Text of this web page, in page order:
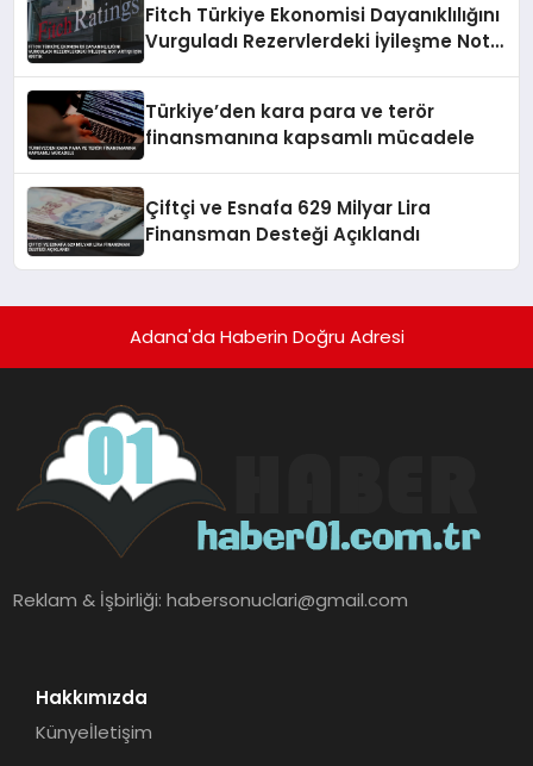
Fitch Türkiye Ekonomisi Dayanıklılığını
Vurguladı Rezervlerdeki İyileşme Not
Türkiye’den kara para ve terör
finansmanına kapsamlı mücadele
Çiftçi ve Esnafa 629 Milyar Lira
Finansman Desteği Açıklandı
Adana'da Haberin Doğru Adresi
Reklam & İşbirliği:habersonuclari@gmail.com
Hakkımızda
Künyeİletişim